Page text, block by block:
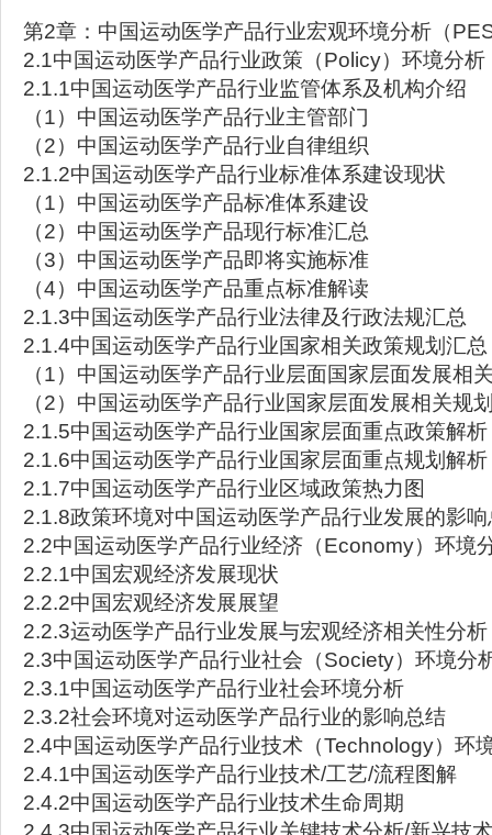
第2章：中国运动医学产品行业宏观环境分析（
2.1中国运动医学产品行业政策（Policy）环境分析
2.1.1中国运动医学产品行业监管体系及机构介绍
（1）中国运动医学产品行业主管部门
（2）中国运动医学产品行业自律组织
2.1.2中国运动医学产品行业标准体系建设现状
（1）中国运动医学产品标准体系建设
（2）中国运动医学产品现行标准汇总
（3）中国运动医学产品即将实施标准
（4）中国运动医学产品重点标准解读
2.1.3中国运动医学产品行业法律及行政法规汇总
2.1.4中国运动医学产品行业国家相关政策规划汇总
（1）中国运动医学产品行业层面国家层面发展相
（2）中国运动医学产品行业国家层面发展相关规
2.1.5中国运动医学产品行业国家层面重点政策解析
2.1.6中国运动医学产品行业国家层面重点规划解析
2.1.7中国运动医学产品行业区域政策热力图
2.1.8政策环境对中国运动医学产品行业发展的影
2.2中国运动医学产品行业经济（Economy）环境
2.2.1中国宏观经济发展现状
2.2.2中国宏观经济发展展望
2.2.3运动医学产品行业发展与宏观经济相关性分析
2.3中国运动医学产品行业社会（Society）环境分
2.3.1中国运动医学产品行业社会环境分析
2.3.2社会环境对运动医学产品行业的影响总结
2.4中国运动医学产品行业技术（Technology）环
2.4.1中国运动医学产品行业技术/工艺/流程图解
2.4.2中国运动医学产品行业技术生命周期